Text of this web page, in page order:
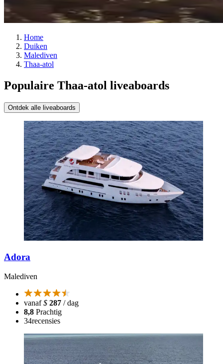
Home
Duiken
Malediven
Thaa-atol
Populaire Thaa-atol liveaboards
Ontdek alle liveaboards
Adora
Malediven
vanaf$ 287 / dag
8,8 Prachtig
34recensies